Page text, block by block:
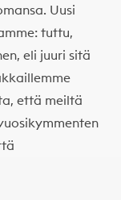
Uusi
tuttu,
eli juuri sitä
että meiltä